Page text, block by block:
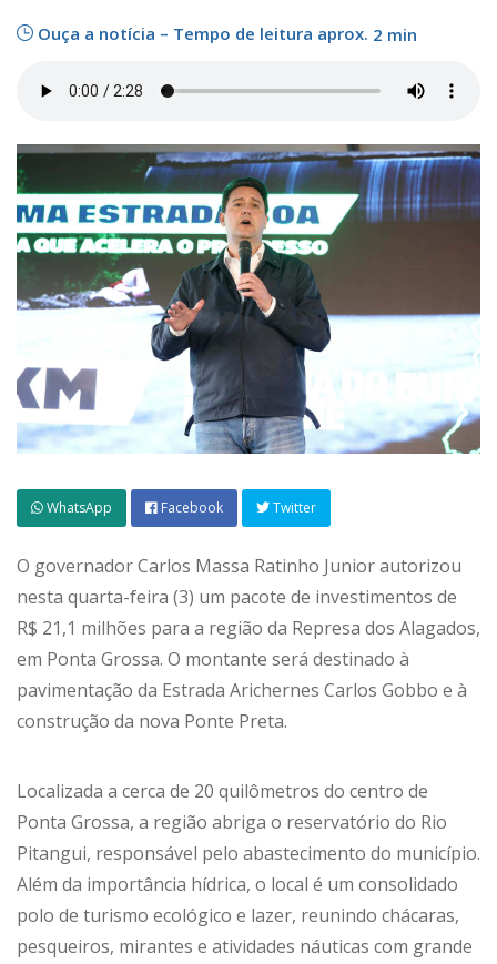
Ouça a notícia – Tempo de leitura aprox. 2 min
WhatsApp Facebook Twitter
O governador Carlos Massa Ratinho Junior autorizou
nesta quarta-feira (3) um pacote de investimentos de
R$ 21,1 milhões para a região da Represa dos Alagados,
em Ponta Grossa. O montante será destinado à
pavimentação da Estrada Arichernes Carlos Gobbo e à
construção da nova Ponte Preta.
Localizada a cerca de 20 quilômetros do centro de
Ponta Grossa, a região abriga o reservatório do Rio
Pitangui, responsável pelo abastecimento do município.
Além da importância hídrica, o local é um consolidado
polo de turismo ecológico e lazer, reunindo chácaras,
pesqueiros, mirantes e atividades náuticas com grande